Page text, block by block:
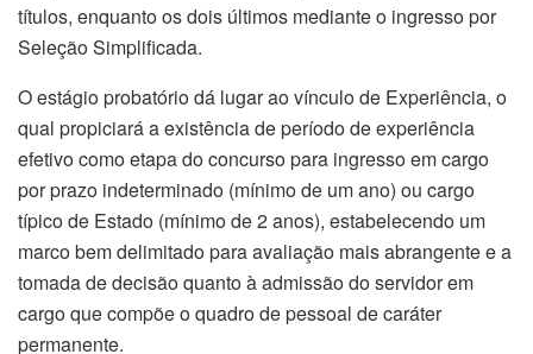
títulos, enquanto os dois últimos mediante o ingresso por
Seleção Simplificada.
O estágio probatório dá lugar ao vínculo de Experiência, o
qual propiciará a existência de período de experiência
efetivo como etapa do concurso para ingresso em cargo
por prazo indeterminado (mínimo de um ano) ou cargo
típico de Estado (mínimo de 2 anos), estabelecendo um
marco bem delimitado para avaliação mais abrangente e a
tomada de decisão quanto à admissão do servidor em
cargo que compõe o quadro de pessoal de caráter
permanente.